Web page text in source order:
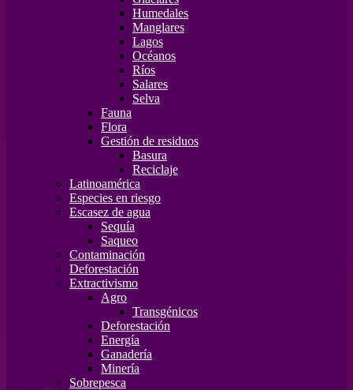
Humedales
Manglares
Lagos
Océanos
Ríos
Salares
Selva
Fauna
Flora
Gestión de residuos
Basura
Reciclaje
Latinoamérica
Especies en riesgo
Escasez de agua
Sequía
Saqueo
Contaminación
Deforestación
Extractivismo
Agro
Transgénicos
Deforestación
Energía
Ganadería
Minería
Sobrepesca